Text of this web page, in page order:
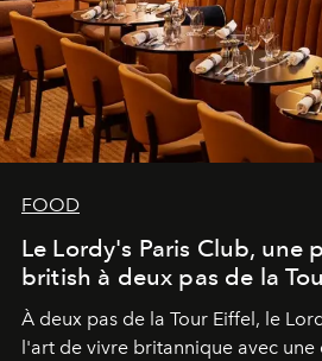
FOOD
Le Lordy's Paris Club, une
british à deux pas de la
À deux pas de la Tour Eiffel, le
l'art de vivre britannique avec une